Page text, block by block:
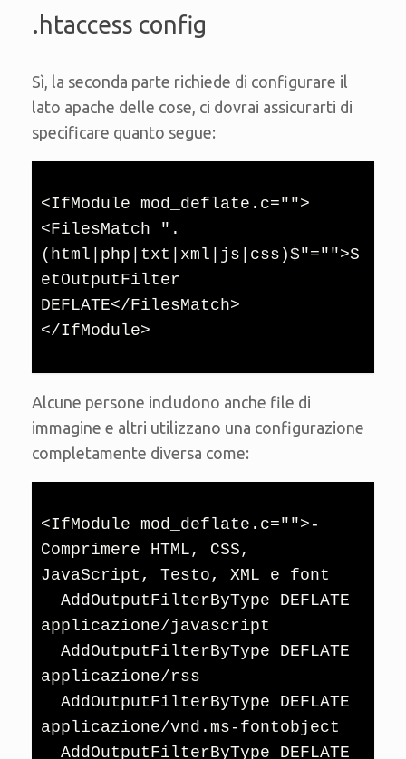
.htaccess config
Sì, la seconda parte richiede di configurare il
lato apache delle cose, ci dovrai assicurarti di
specificare quanto segue:
<IfModule mod_deflate.c="">
<FilesMatch ".
(html|php|txt|xml|js|css)$"="">S
etOutputFilter
DEFLATE</FilesMatch>
</IfModule>
Alcune persone includono anche file di
immagine e altri utilizzano una configurazione
completamente diversa come:
<IfModule mod_deflate.c="">-
Comprimere HTML, CSS,
JavaScript, Testo, XML e font
applicazione/javascript
applicazione/rss
applicazione/vnd.ms-fontobject